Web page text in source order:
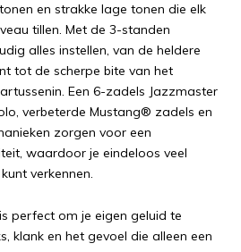
en strakke lage tonen die elk
tillen. Met de 3-standen
alles instellen, van de heldere
tot de scherpe bite van het
Een 6-zadels Jazzmaster
verbeterde Mustang® zadels en
zorgen voor een
waardoor je eindeloos veel
verkennen.
perfect om je eigen geluid te
klank en het gevoel die alleen een